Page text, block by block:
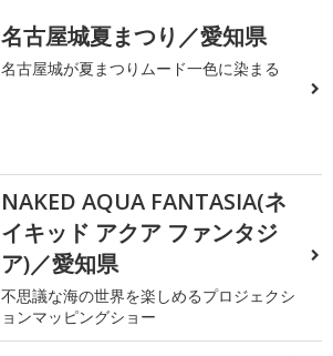
名古屋城夏まつり／愛知県
名古屋城が夏まつりムード一色に染まる
NAKED AQUA FANTASIA(ネ
イキッド アクア ファンタジ
ア)／愛知県
不思議な海の世界を楽しめるプロジェクシ
ョンマッピングショー